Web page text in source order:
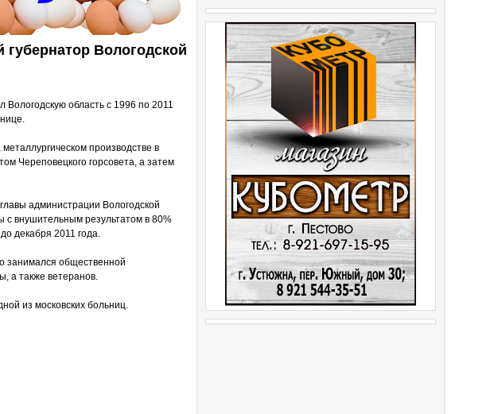
Вологодской
Вологодскую область с 1996 по 2011
производстве в
Череповецкого горсовета, а затем
администрации Вологодской
с внушительным результатом в 80%
декабря 2011 года.
занимался общественной
а также ветеранов.
из московских больниц.